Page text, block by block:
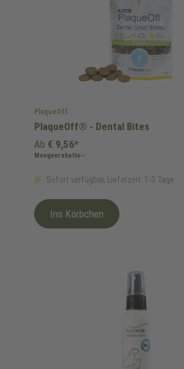
PlaqueOff
PlaqueOff® - Dental Bites
Sofort verfügbar, Lieferzeit: 1-3 Tage
Ab € 9,56*
Mengenrabatte
Ins Körbchen